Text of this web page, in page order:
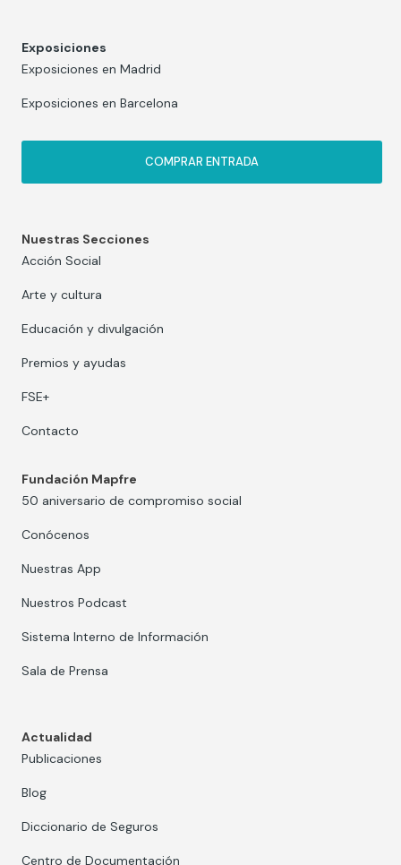
Exposiciones
Exposiciones en Madrid
Exposiciones en Barcelona
COMPRAR ENTRADA
Nuestras Secciones
Acción Social
Arte y cultura
Educación y divulgación
Premios y ayudas
FSE+
Contacto
Fundación Mapfre
50 aniversario de compromiso social
Conócenos
Nuestras App
Nuestros Podcast
Sistema Interno de Información
Sala de Prensa
Actualidad
Publicaciones
Blog
Diccionario de Seguros
Centro de Documentación